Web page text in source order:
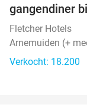
gangendiner
Fletcher Hotels
Arnemuiden (+
Verkocht: 18.200